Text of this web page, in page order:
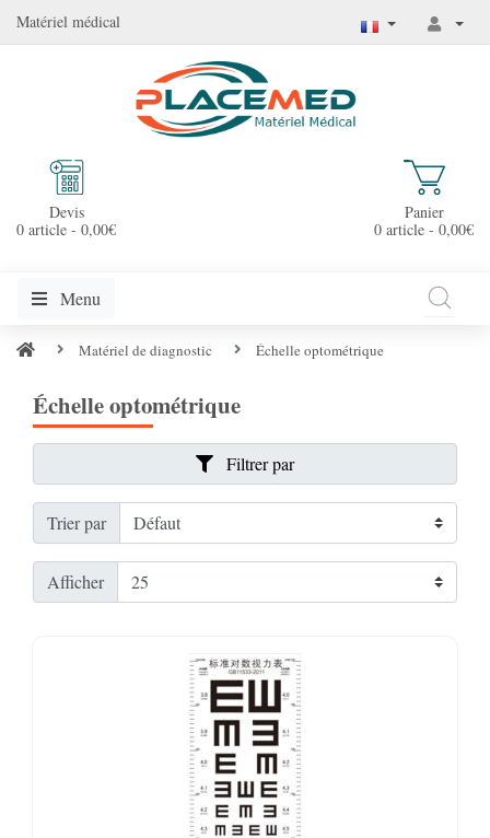
Matériel médical
Devis
0 article - 0,00€
Panier
0 article - 0,00€
Menu
Matériel de diagnostic Échelle optométrique
Échelle optométrique
Filtrer par
Trier par
Afficher